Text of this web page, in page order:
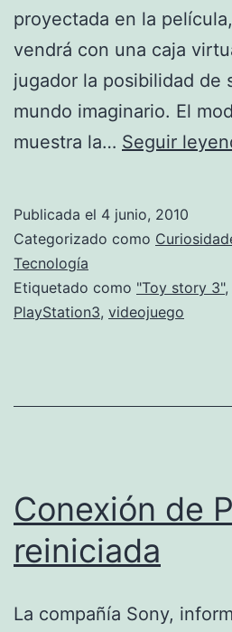
proyectada en la
vendrá con una caja
jugador la posibilidad de
mundo imaginario. El
muestra la… Seguir
Publicada el 4 junio, 2010
Categorizado como
Tecnología
Etiquetado como "Toy story 3",
PlayStation3, videojuego
Conexión de
reiniciada
La compañía Sony,